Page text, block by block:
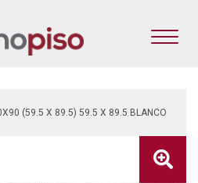
(59.5 X 89.5) 59.5 X 89.5 BLANCO